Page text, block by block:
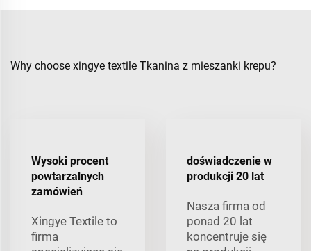
Why choose xingye textile Tkanina z mieszanki krepu?
Wysoki procent
powtarzalnych
zamówień
Xingye Textile to
firma
doświadczenie w
produkcji 20 lat
Nasza firma od
ponad 20 lat
koncentruje się